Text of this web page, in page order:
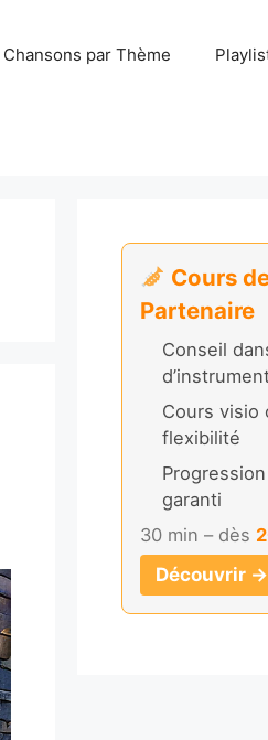
Chansons par Thème
Cours
Partenaire
Conseil
Cours visio
flexibilité
garanti
30 min – dès
Découvrir →